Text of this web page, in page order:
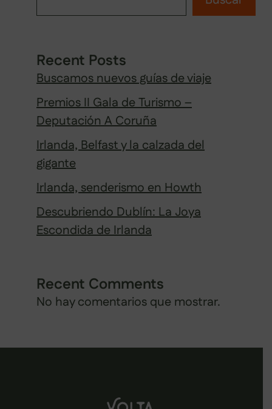
Recent Posts
Buscamos nuevos guías de viaje
Premios II Gala de Turismo –
Deputación A Coruña
Irlanda, Belfast y la calzada del
gigante
Irlanda, senderismo en Howth
Descubriendo Dublín: La Joya
Escondida de Irlanda
Recent Comments
No hay comentarios que mostrar.